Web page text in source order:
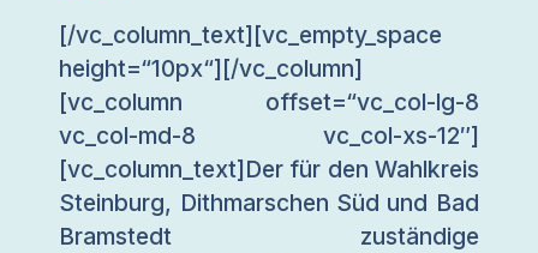
[/vc_column_text][vc_empty_space
height=“10px“][/vc_column]
[vc_column offset=“vc_col-lg-8
vc_col-md-8 vc_col-xs-12″]
[vc_column_text]Der für den Wahlkreis
Steinburg, Dithmarschen Süd und Bad
Bramstedt zuständige